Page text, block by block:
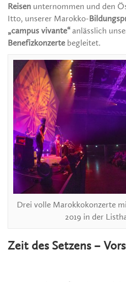
Reisen unternommen und den
Itto, unserer Marokko-
„campus vivante“anlässlich
Benefizkonzerte begleitet.
Drei volle Marokkokonzerte
2019 in der
Zeit des Setzens –